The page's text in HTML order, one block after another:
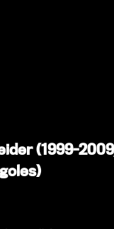
(1999-